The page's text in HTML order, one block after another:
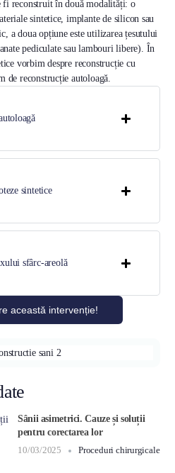
reconstruit în două modalități: o
sintetice, implante de silicon sau
a doua opțiune este utilizarea țesutului
pediculate sau lambouri libere). În
vorbim despre reconstrucție cu
de reconstrucție autoloagă.
sintetice
sfârc-areolă
această intervenție!
Sânii asimetrici. Cauze și soluții
pentru corectarea lor
10/03/2025
Proceduri chirurgicale